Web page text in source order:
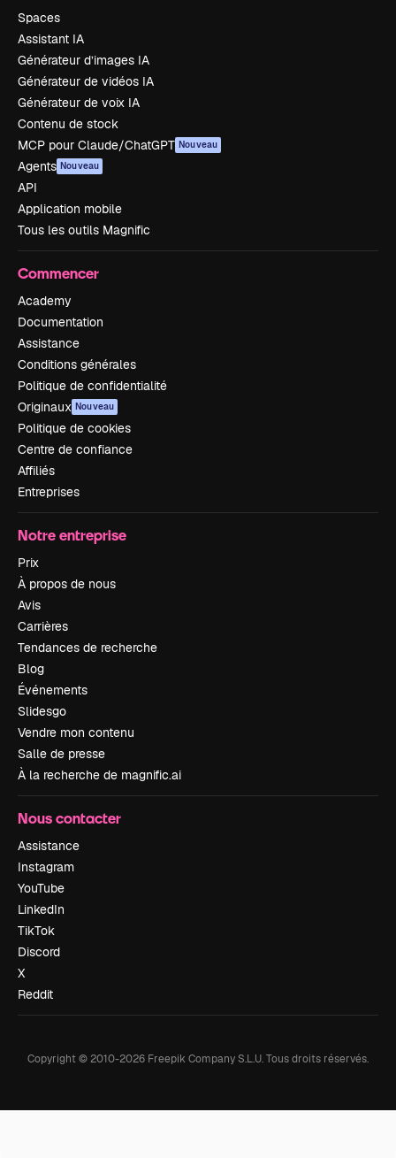
Spaces
Assistant IA
Générateur d’images IA
Générateur de vidéos IA
Générateur de voix IA
Contenu de stock
MCP pour Claude/ChatGPT Nouveau
Agents Nouveau
API
Application mobile
Tous les outils Magnific
Commencer
Academy
Documentation
Assistance
Conditions générales
Politique de confidentialité
Originaux Nouveau
Politique de cookies
Centre de confiance
Affiliés
Entreprises
Notre entreprise
Prix
À propos de nous
Avis
Carrières
Tendances de recherche
Blog
Événements
Slidesgo
Vendre mon contenu
Salle de presse
À la recherche de magnific.ai
Nous contacter
Assistance
Instagram
YouTube
LinkedIn
TikTok
Discord
X
Reddit
Copyright © 2010-2026 Freepik Company S.L.U.Tous droits réservés.